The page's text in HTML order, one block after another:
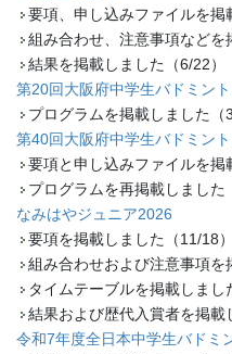
要項、申し込みファイルを掲
組み合わせ、注意事項などを
結果を掲載しました（6/22）
第20回大阪府中学生バドミン
プログラムを掲載しました（
第40回大阪府中学生バドミン
要項と申し込みファイルを掲
プログラムを再掲載しました
なみはやジュニア2026
要項を掲載しました（11/18）
組み合わせおよび注意事項を
タイムテーブルを掲載しまし
結果および歴代入賞者を掲載
令和7年度全日本中学生バドミ